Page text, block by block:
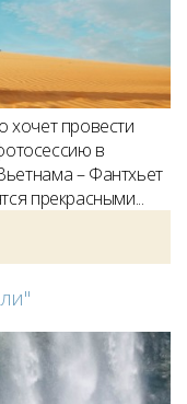
хочет провести
в
– Фантхьет
прекрасными...